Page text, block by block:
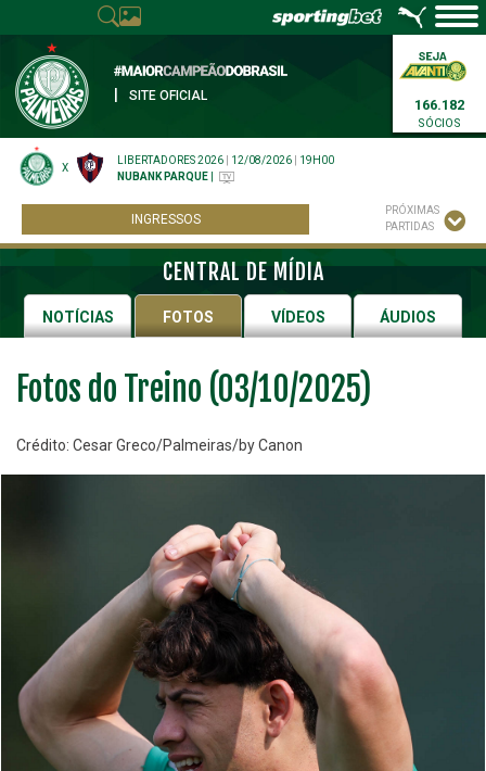
SITE OFICIAL
166.182
SÓCIOS
X
LIBERTADORES 2026 12/08/2026
19H00
NUBANK PARQUE
INGRESSOS
PRÓXIMAS
PARTIDAS
CENTRAL DE MÍDIA
NOTÍCIAS FOTOS VÍDEOS ÁUDIOS
Fotos do Treino (03/10/2025)
Crédito: Cesar Greco/Palmeiras/by Canon